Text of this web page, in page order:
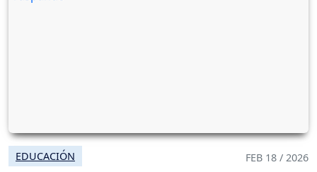
EDUCACIÓN FEB 18 / 2026